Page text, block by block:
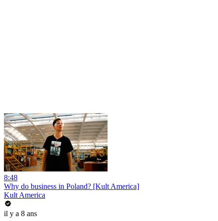
8:48
Why do business in Poland? [Kult America]
Kult America
il y a 8 ans